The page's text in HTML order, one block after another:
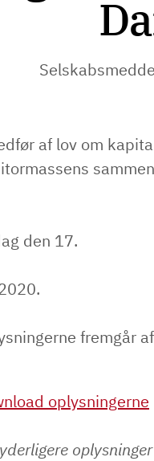
af lov om
den 17.
fremgår
oplysningerne